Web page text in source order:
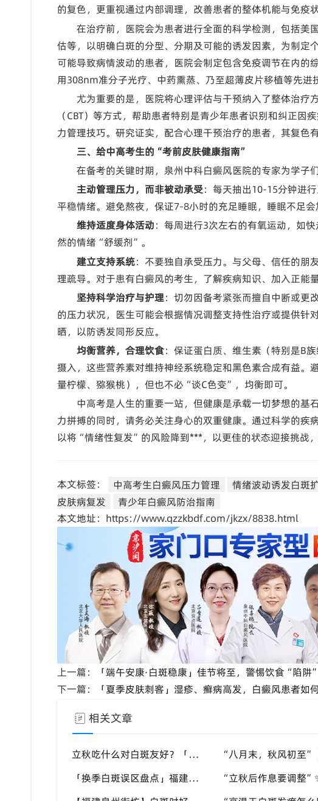
的复色，更重视通过内部调理，改善患者的整体机能与免疫
在治疗前，医院会为患者进行全面的科学检测，包括美
估等，以明确白斑的分型、分期及可能的诱发因素，为制定
可能导致病情波动的患者，医院会制定包含免疫调节在内的
用308nm准分子光疗、中药熏蒸、乃至超薄皮片移植等先进
尤为重要的是，医院将心理评估与干预纳入了整体治疗
（CBT）等方式，帮助患者特别是青少年患者识别和纠正
力管理技巧。研究证实，配合心理干预治疗的患者，其复色
三、给中高考生的“考前皮肤健康指南”
在备考的关键时期，泉州中科白癜风医院的专家为学子
主动管理压力，而非被动承受：每天抽出10-15分钟进
平稳情绪。避免熬夜，保证7-8小时的充足睡眠，睡眠不足会
维持适度身体活动：每周进行3次左右的有氧运动，如
然的情绪“舒缓剂”。
建立支持系统：不要独自承受压力。与父母、信任的朋
理疏导。对于患有白癜风的考生，了解疾病知识、加入正能
坚持科学治疗与护理：切勿因备考紧张而擅自中断或更
的压力状况，医生可能会根据情况调整支持性治疗或提供针
晒，以防诱发同形反应。
均衡营养，合理饮食：保证蛋白质、维生素（特别是B
摄入，这些营养素对维持神经系统稳定和黑色素合成有益。
量柠檬、猕猴桃），但也不必“谈C色变”，均衡即可。
中高考是人生的重要一站，但健康是承载一切梦想的基
力拼搏的同时，请务必关注身心的双重健康。通过科学的疾
以将“情绪性复发”的风险降到***，以更佳的状态迎接挑战，
本文标签： 中高考生白癜风压力管理 情绪波动诱发白斑
皮肤病复发
青少年白癜风防治指南
本文地址：https://www.qzzkbdf.com/jkzx/8838.html
上一篇：
「端午安康·白斑稳康」佳节将至，警惕饮食“陷
下一篇：
「夏季皮肤刺客」湿疹、癣病高发，白癜风患者
相关文章
立秋吃什么对白斑友好？「泉州中科白癜风医院」福建白癜风患者饮食不要盲目忌口
「换季白斑误区盘点」福建泉州中科白癜风医院，白斑消长多变，科学对待才是正道